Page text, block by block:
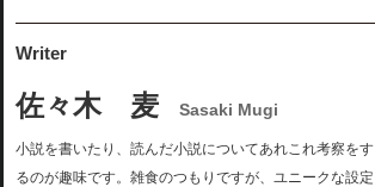
Writer
佐々木 麦 Sasaki Mugi
小説を書いたり、読んだ小説についてあれこれ考察をす
るのが趣味です。雑食のつもりですが、ユニークな設定